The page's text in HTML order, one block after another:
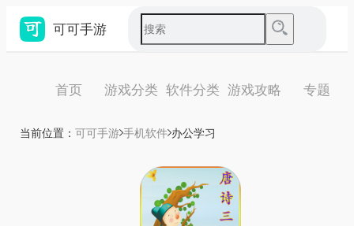
可可手游
首页 游戏分类 软件分类 游戏攻略 专题
当前位置： 可可手游 手机软件 办公学习